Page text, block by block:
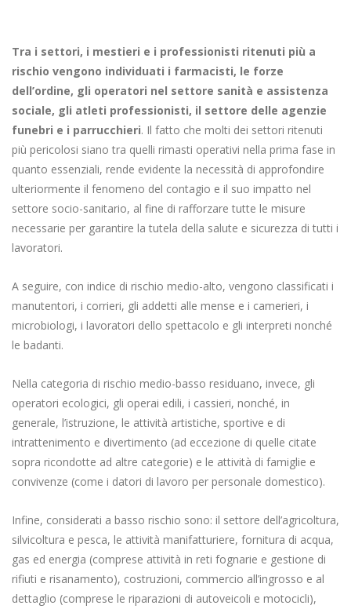
Tra i settori, i mestieri e i professionisti ritenuti più a
rischio vengono individuati i farmacisti, le forze
dell’ordine, gli operatori nel settore sanità e assistenza
sociale, gli atleti professionisti, il settore delle agenzie
funebri e i parrucchieri. Il fatto che molti dei settori ritenuti
più pericolosi siano tra quelli rimasti operativi nella prima fase in
quanto essenziali, rende evidente la necessità di approfondire
ulteriormente il fenomeno del contagio e il suo impatto nel
settore socio-sanitario, al fine di rafforzare tutte le misure
necessarie per garantire la tutela della salute e sicurezza di tutti i
lavoratori.
A seguire, con indice di rischio medio-alto, vengono classificati i
manutentori, i corrieri, gli addetti alle mense e i camerieri, i
microbiologi, i lavoratori dello spettacolo e gli interpreti nonché
le badanti.
Nella categoria di rischio medio-basso residuano, invece, gli
operatori ecologici, gli operai edili, i cassieri, nonché, in
generale, l’istruzione, le attività artistiche, sportive e di
intrattenimento e divertimento (ad eccezione di quelle citate
sopra ricondotte ad altre categorie) e le attività di famiglie e
convivenze (come i datori di lavoro per personale domestico).
Infine, considerati a basso rischio sono: il settore dell’agricoltura,
silvicoltura e pesca, le attività manifatturiere, fornitura di acqua,
gas ed energia (comprese attività in reti fognarie e gestione di
rifiuti e risanamento), costruzioni, commercio all’ingrosso e al
dettaglio (comprese le riparazioni di autoveicoli e motocicli),